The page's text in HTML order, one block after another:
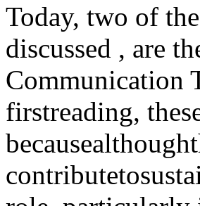
Today, two of
discussed , are
Communication
firstreading,